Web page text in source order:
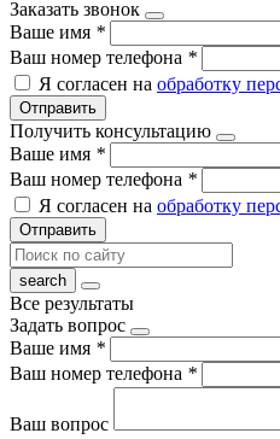
Заказать звонок
Ваше имя *
Ваш номер телефона *
Я согласен на обработку
Отправить
Получить консультацию
Ваше имя *
Ваш номер телефона *
Я согласен на обработку
Отправить
Все результаты
Задать вопрос
Ваше имя *
Ваш номер телефона *
Ваш вопрос